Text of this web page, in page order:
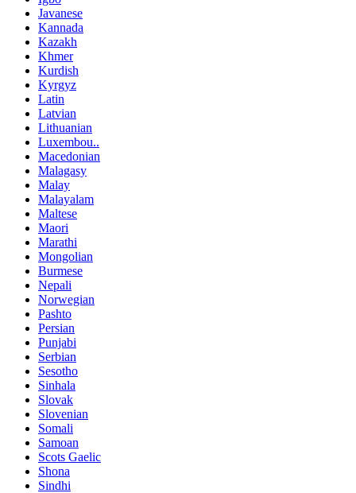
Javanese
Kannada
Kazakh
Khmer
Kurdish
Kyrgyz
Latin
Latvian
Lithuanian
Luxembou..
Macedonian
Malagasy
Malay
Malayalam
Maltese
Maori
Marathi
Mongolian
Burmese
Nepali
Norwegian
Pashto
Persian
Punjabi
Serbian
Sesotho
Sinhala
Slovak
Slovenian
Somali
Samoan
Scots Gaelic
Shona
Sindhi